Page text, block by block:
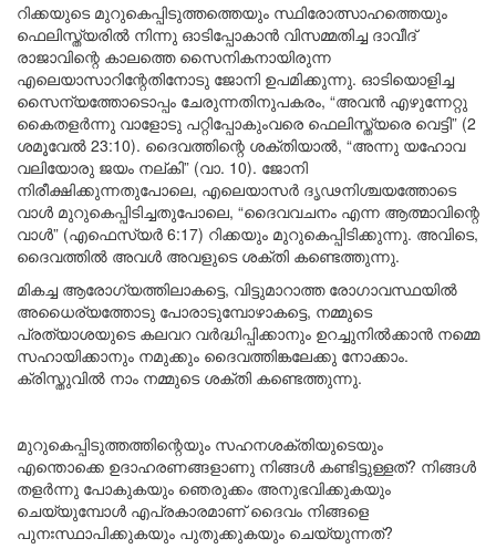
റിക്കയുടെ മുറുകെപ്പിടുത്തത്തെയും സ്ഥിരോത്സാഹത്തെയും
ഫെലിസ്ത്യരിൽ നിന്നു ഓടിപ്പോകാൻ വിസമ്മതിച്ച ദാവീദ്
രാജാവിന്റെ കാലത്തെ സൈനികനായിരുന്ന
എലെയാസാറിന്റേതിനോടു ജോനി ഉപമിക്കുന്നു. ഓടിയൊളിച്ച
സൈന്യത്തോടൊപ്പം ചേരുന്നതിനുപകരം, “അവൻ എഴുന്നേറ്റു
കൈതളർന്നു വാളോടു പറ്റിപ്പോകുംവരെ ഫെലിസ്ത്യരെ വെട്ടി” (2
ശമൂവേൽ 23:10). ദൈവത്തിന്റെ ശക്തിയാൽ, “അന്നു യഹോവ
വലിയോരു ജയം നല്കി” (വാ. 10). ജോനി
നിരീക്ഷിക്കുന്നതുപോലെ, എലെയാസർ ദൃഢനിശ്ചയത്തോടെ
വാൾ മുറുകെപ്പിടിച്ചതുപോലെ, “ദൈവവചനം എന്ന ആത്മാവിന്റെ
വാൾ” (എഫെസ്യർ 6:17) റിക്കയും മുറുകെപ്പിടിക്കുന്നു. അവിടെ,
ദൈവത്തിൽ അവൾ അവളുടെ ശക്തി കണ്ടെത്തുന്നു.
മികച്ച ആരോഗ്യത്തിലാകട്ടെ, വിട്ടുമാറാത്ത രോഗാവസ്ഥയിൽ
അധൈര്യത്തോടു പോരാടുമ്പോഴാകട്ടെ, നമ്മുടെ
പ്രത്യാശയുടെ കലവറ വർദ്ധിപ്പിക്കാനും ഉറച്ചുനിൽക്കാൻ നമ്മെ
സഹായിക്കാനും നമുക്കും ദൈവത്തിങ്കലേക്കു നോക്കാം.
ക്രിസ്തുവിൽ നാം നമ്മുടെ ശക്തി കണ്ടെത്തുന്നു.
മുറുകെപ്പിടുത്തത്തിന്റെയും സഹനശക്തിയുടെയും
എന്തൊക്കെ ഉദാഹരണങ്ങളാണു നിങ്ങൾ കണ്ടിട്ടുള്ളത്? നിങ്ങൾ
തളർന്നു പോകുകയും ഞെരുക്കം അനുഭവിക്കുകയും
ചെയ്യുമ്പോൾ എപ്രകാരമാണ് ദൈവം നിങ്ങളെ
പുനഃസ്ഥാപിക്കുകയും പുതുക്കുകയും ചെയ്യുന്നത്?